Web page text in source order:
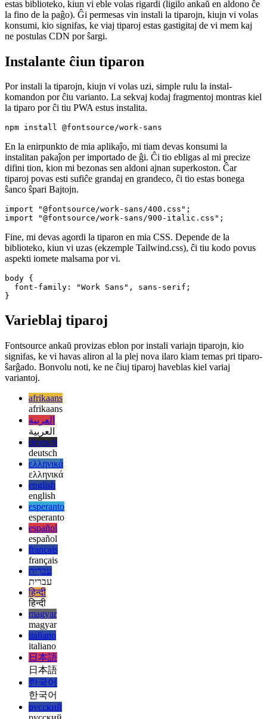
Memgastigaj tiparoj
Se vi volas kunigi la tiparojn uzatajn en via retejo, tiam Fontsource
la fino de la paĝo). Ĝi permesas vin instali la tiparojn, kiujn vi volas
konsumi, kio signifas, ke viaj tiparoj estas gastigitaj de vi mem kaj
Instalante ĉiun tiparon
Por instali la tiparojn, kiujn vi volas uzi, simple rulu la instal-
komandon por ĉiu varianto. La sekvaj kodaj fragmentoj montras kiel
la tiparo por ĉi tiu PWA estus instalita.
En la enirpunkto de mia aplikaĵo, mi tiam devas konsumi la
difini tion, kion mi bezonas sen aldoni ajnan superkoston. Ĉar
tiparoj povas esti sufiĉe grandaj en grandeco, ĉi tio estas bonega
ŝanco ŝpari Bajtojn.
import "@fontsource/work-sans/400.css";
Fine, mi devas agordi la tiparon en mia CSS. Depende de la
biblioteko, kiun vi uzas (ekzemple Tailwind.css), ĉi tiu kodo povus
aspekti iomete malsama por vi.
body {
  font-family: "Work Sans", sans-serif;
Varieblaj tiparoj
signifas, ke vi havas aliron al la plej nova ilaro kiam temas pri tiparo-
ŝarĝado. Bonvolu noti, ke ne ĉiuj tiparoj haveblas kiel variaj
variantoj.
afrikaans
afrikaans
العربية
العربية
deutsch
deutsch
ελληνικά
ελληνικά
english
english
esperanto
esperanto
español
español
français
français
עברית
עברית
हिन्दी
हिन्दी
magyar
magyar
italiano
italiano
日本語
日本語